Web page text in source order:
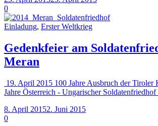
0
Einladung, Erster Weltkrieg
Gedenkfeier am
Meran
19. April 2015 100 Jahre Ausbruch der Tiroler
Jahre Österreich - Ungarischer Soldatenfriedhof
8. April 20152. Juni 2015
0